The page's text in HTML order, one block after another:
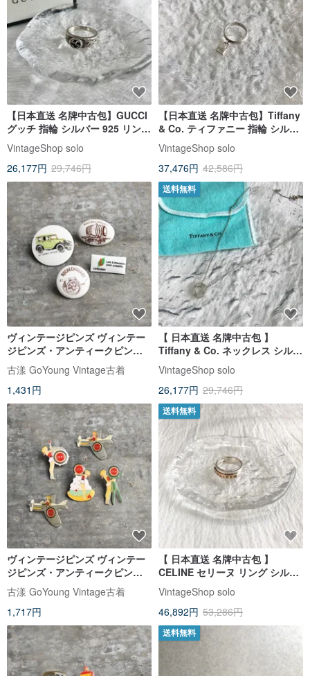
【日本直送 名牌中古包】GUCCI
グッチ 指輪 シルバー 925 リング
vintage ヴィンテージ オールド
kmf4yh
VintageShop solo
26,177円 29,746円
【日本直送 名牌中古包】Tiffany
& Co. ティファニー 指輪 シルバ
ー カデナ 925 リング vintage ヴ
ィンテージ nc57c7
VintageShop solo
37,476円 42,586円
ヴィンテージピンズ ヴィンテー
ジピンズ・アンティークピン
ズ、限定バッジブローチ、アン
ティークバッジ
古漾 GoYoung Vintage古着
1,431円
送料無料
【 日本直送 名牌中古包 】
Tiffany & Co. ネックレス シルバ
ー アトラス サークル vintage ヴ
ィンテージ オールド ytfexk
VintageShop solo
26,177円 29,746円
ヴィンテージピンズ ヴィンテー
ジピンズ・アンティークピン
ズ、限定バッジブローチ、アン
ティークバッジ
古漾 GoYoung Vintage古着
1,717円
送料無料
【 日本直送 名牌中古包 】
CELINE セリーヌ リング シルバ
ー ゴールド ロゴ SILVER925
vintage ヴィンテージ オールド
3y6k7c
VintageShop solo
46,892円 53,286円
送料無料